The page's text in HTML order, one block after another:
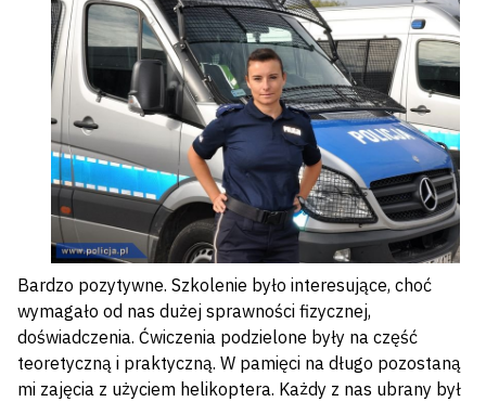
Bardzo pozytywne. Szkolenie było interesujące, choć
wymagało od nas dużej sprawności fizycznej,
doświadczenia. Ćwiczenia podzielone były na część
teoretyczną i praktyczną. W pamięci na długo pozostaną
mi zajęcia z użyciem helikoptera. Każdy z nas ubrany był